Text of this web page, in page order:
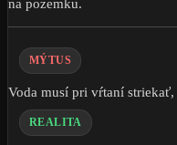
na pozemku.
MÝTUS
Voda musí pri vŕtaní
REALITA